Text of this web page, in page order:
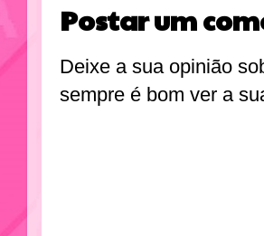
Postar um
Deixe a sua opinião
sempre é bom ver a